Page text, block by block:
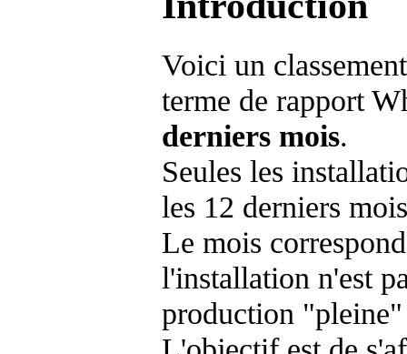
Voici un
terme de rapport
derniers mois.
Seules les
les 12 derniers
Le mois
l'installation n'est
production "pleine"